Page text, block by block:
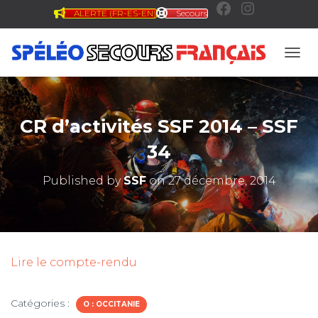
ALERTE (FR-ES-EN) Secours
F
c
e
b
o
I
s
t
a
g
CR d’activités SSF 2014 – SSF
34
Published bySSFon27 décembre, 2014
Lire le compte-rendu
Catégories : O : OCCITANIE